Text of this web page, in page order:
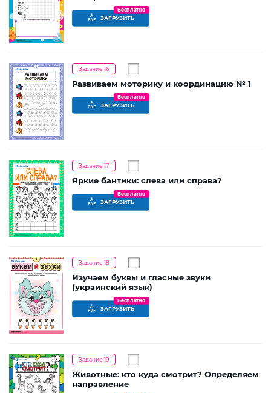
ЗАГРУЗИТЬ
Бесплатно
Задание 16
Развиваем моторику и координацию № 1
ЗАГРУЗИТЬ
Бесплатно
Задание 17
Яркие бантики: слева или справа?
ЗАГРУЗИТЬ
Бесплатно
Задание 18
Изучаем буквы и гласные звуки
(украинский язык)
ЗАГРУЗИТЬ
Бесплатно
Задание 19
Животные: кто куда смотрит? Определяем
направление